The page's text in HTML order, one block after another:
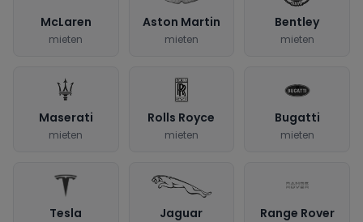
McLaren
mieten
Aston Martin
mieten
Bentley
mieten
Maserati
mieten
Rolls Royce
mieten
Bugatti
mieten
Tesla Jaguar Range Rover